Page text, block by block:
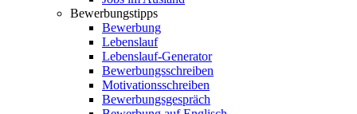
Bewerbungstipps
Bewerbung
Lebenslauf
Lebenslauf-Generator
Bewerbungsschreiben
Motivationsschreiben
Bewerbungsgespräch